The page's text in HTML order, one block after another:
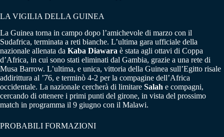
LA VIGILIA DELLA GUINEA
La Guinea torna in campo dopo l’amichevole di marzo con il
Sudafrica, terminata a reti bianche. L’ultima gara ufficiale della
nazionale allenata da Kaba Diawara è stata agli ottavi di Coppa
d’Africa, in cui sono stati eliminati dal Gambia, grazie a una rete di
Musa Barrow. L’ultima, e unica, vittoria della Guinea sull’Egitto risale
addirittura al ’76, e terminò 4-2 per la compagine dell’Africa
occidentale. La nazionale cercherà di limitare Salah e compagni,
cercando di ottenere i primi punti del girone, in vista del prossimo
match in programma il 9 giugno con il Malawi.
PROBABILI FORMAZIONI